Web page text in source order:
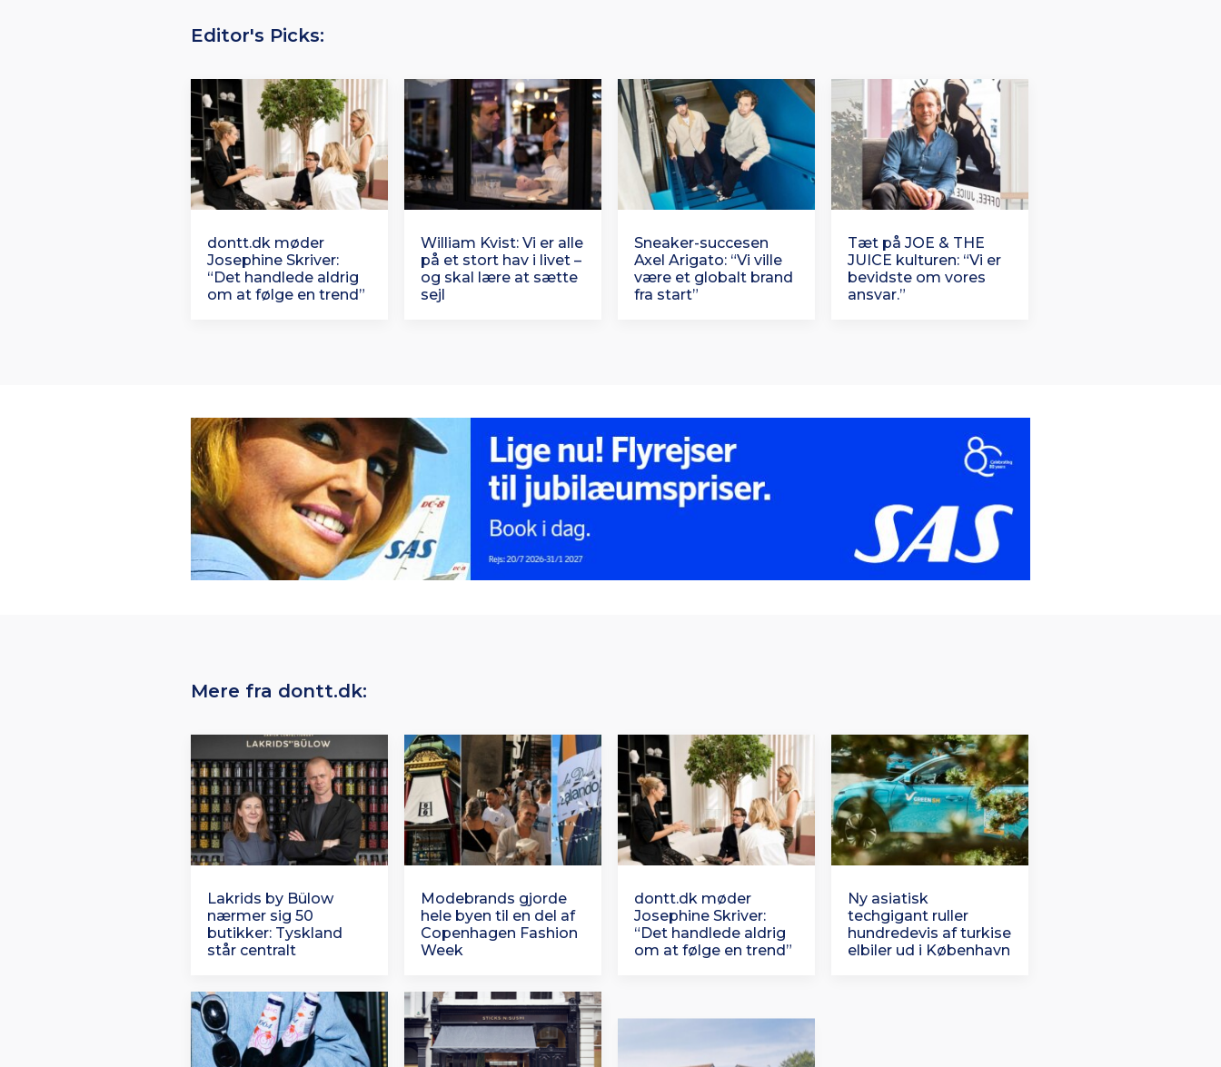
Editor's Picks:
dontt.dk møder
Josephine Skriver:
“Det handlede aldrig
om at følge en trend”
William Kvist: Vi er alle
på et stort hav i livet –
og skal lære at sætte
sejl
Sneaker-succesen
Axel Arigato: “Vi ville
være et globalt brand
fra start”
Tæt på JOE & THE
JUICE kulturen: “Vi er
bevidste om vores
ansvar.”
Mere fra dontt.dk:
Lakrids by Bülow
nærmer sig 50
butikker: Tyskland
står centralt
Modebrands gjorde
hele byen til en del af
Copenhagen Fashion
Week
dontt.dk møder
Josephine Skriver:
“Det handlede aldrig
om at følge en trend”
Ny asiatisk
techgigant ruller
hundredevis af turkise
elbiler ud i København